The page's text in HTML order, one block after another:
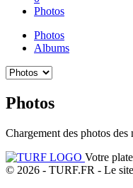
Photos
Photos
Albums
Photos
Chargement des photos
Votre
© 2026 - TURF.FR - Le